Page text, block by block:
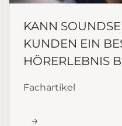
KANN
KUNDEN EIN
HÖRERLEBNIS
Fachartikel